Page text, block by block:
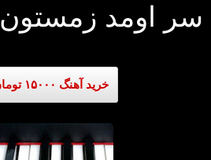
سر اومد زمستون
خرید آهنگ ۱۵۰۰۰ تومان